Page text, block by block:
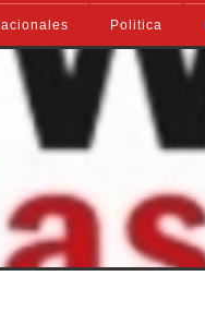
Politica